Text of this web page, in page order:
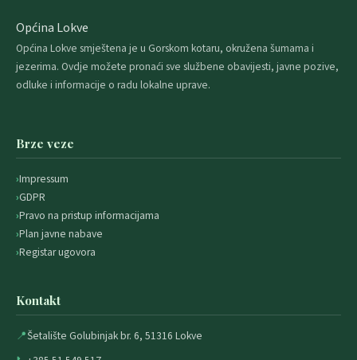
Općina Lokve
Općina Lokve smještena je u Gorskom kotaru, okružena šumama i
jezerima. Ovdje možete pronaći sve službene obavijesti, javne pozive,
odluke i informacije o radu lokalne uprave.
Brze veze
Impressum
GDPR
Pravo na pristup informacijama
Plan javne nabave
Registar ugovora
Kontakt
📍Šetalište Golubinjak br. 6, 51316 Lokve